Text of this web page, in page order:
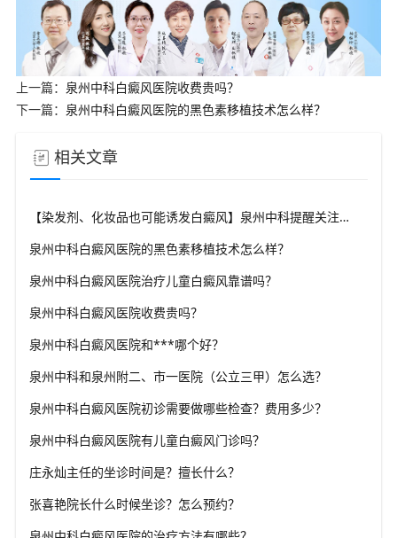
上一篇： 泉州中科白癜风医院收费贵吗？
下一篇： 泉州中科白癜风医院的黑色素移植技术怎么样？
相关文章
【染发剂、化妆品也可能诱发白癜风】泉州中科提醒关注化学物质风险
泉州中科白癜风医院的黑色素移植技术怎么样？
泉州中科白癜风医院治疗儿童白癜风靠谱吗？
泉州中科白癜风医院收费贵吗？
泉州中科白癜风医院和***哪个好？
泉州中科和泉州附二、市一医院（公立三甲）怎么选？
泉州中科白癜风医院初诊需要做哪些检查？费用多少？
泉州中科白癜风医院有儿童白癜风门诊吗？
庄永灿主任的坐诊时间是？擅长什么？
张喜艳院长什么时候坐诊？怎么预约？